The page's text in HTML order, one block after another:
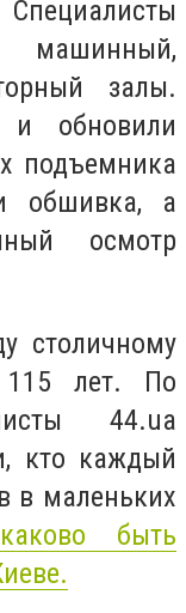
залы.
обновили
подъемника
обшивка, а
осмотр
столичному
115 лет. По
44.ua
кто каждый
в маленьких
каково быть